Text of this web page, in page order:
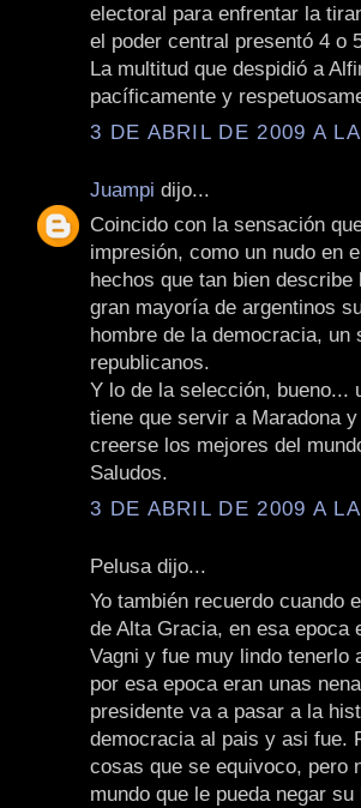
electoral para enfrentar la
el poder central presentó 4 o
La multitud que despidió a
pacíficamente y
3 DE ABRIL DE 2009 A
Juampi dijo...
Coincido con la sensación
impresión, como un nudo en
hechos que tan bien
gran mayoría de argentinos
hombre de la democracia,
republicanos.
Y lo de la selección, bueno...
tiene que servir a Maradona
creerse los mejores del
Saludos.
3 DE ABRIL DE 2009 A
Pelusa dijo...
Yo también recuerdo cuando
de Alta Gracia, en esa epoca
Vagni y fue muy lindo tenerlo
por esa epoca eran unas
presidente va a pasar a la
democracia al pais y asi fue.
cosas que se equivoco, pero
mundo que le pueda negar